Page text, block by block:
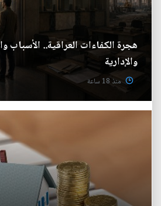
هجرة الكفاءات العراقية.. الأسباب
والإدارية
منذ 18 ساعة